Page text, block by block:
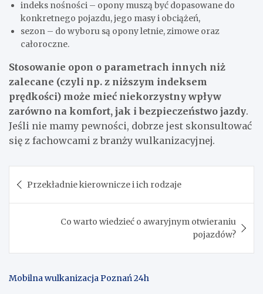
indeks nośności – opony muszą być dopasowane do
konkretnego pojazdu, jego masy i obciążeń,
sezon – do wyboru są opony letnie, zimowe oraz
całoroczne.
Stosowanie opon o parametrach innych niż
zalecane (czyli np. z niższym indeksem
prędkości) może mieć niekorzystny wpływ
zarówno na komfort, jak i bezpieczeństwo jazdy.
Jeśli nie mamy pewności, dobrze jest skonsultować
się z fachowcami z branży wulkanizacyjnej.
wpisu
Przekładnie kierownicze i ich rodzaje
Co warto wiedzieć o awaryjnym otwieraniu
pojazdów?
Mobilna wulkanizacja Poznań 24h